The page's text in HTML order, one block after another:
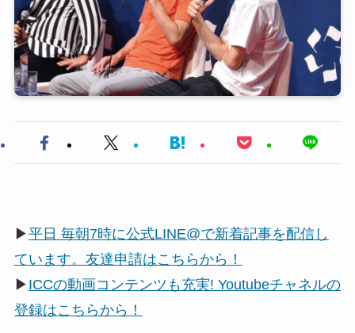
▶平日 毎朝7時に公式LINE@で新着記事を配信し
ています。友達申請はこちらから！
▶ ICCの動画コンテンツも充実! Youtubeチャネルの
登録はこちらから！